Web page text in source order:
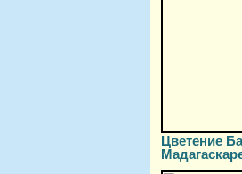
Цветение